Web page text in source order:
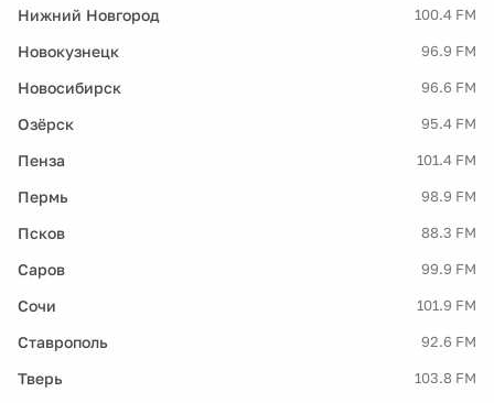
Нижний Новгород 100.4 FM
Новокузнецк 96.9 FM
Новосибирск 96.6 FM
Озёрск 95.4 FM
Пенза 101.4 FM
Пермь 98.9 FM
Псков 88.3 FM
Саров 99.9 FM
Сочи 101.9 FM
Ставрополь 92.6 FM
Тверь 103.8 FM